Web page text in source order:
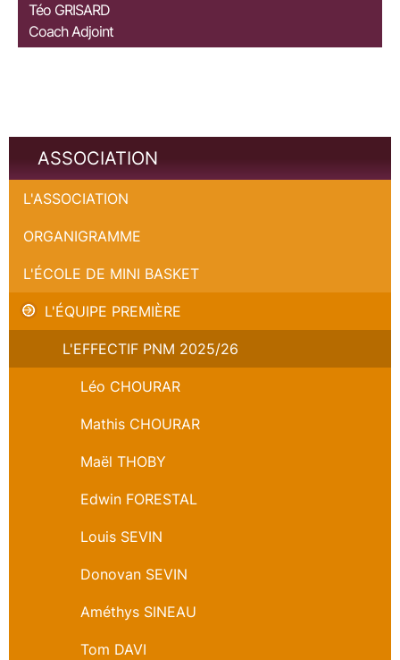
Téo GRISARD
Coach Adjoint
ASSOCIATION
L'ASSOCIATION
ORGANIGRAMME
L'ÉCOLE DE MINI BASKET
L'ÉQUIPE PREMIÈRE
L'EFFECTIF PNM 2025/26
Léo CHOURAR
Mathis CHOURAR
Maël THOBY
Edwin FORESTAL
Louis SEVIN
Donovan SEVIN
Améthys SINEAU
Tom DAVI